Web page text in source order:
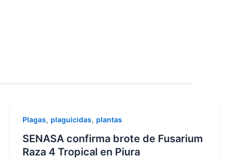
Plagas, plaguicidas, plantas
SENASA confirma brote de Fusarium
Raza 4 Tropical en Piura